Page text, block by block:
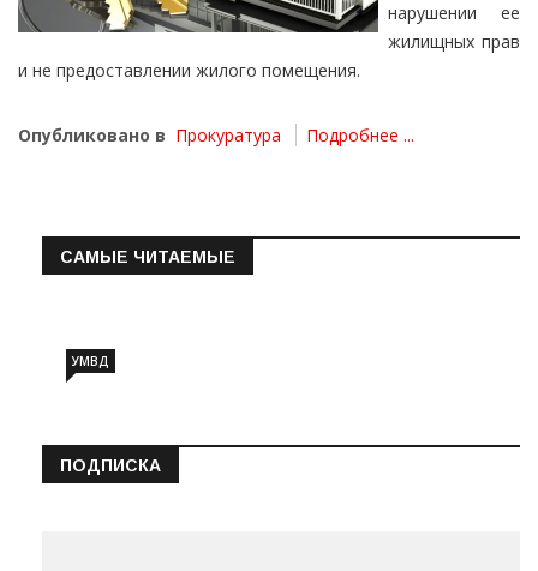
нарушении ее
жилищных прав
и не предоставлении жилого помещения.
Опубликовано в Прокуратура Подробнее ...
САМЫЕ ЧИТАЕМЫЕ
УМВД
ПОДПИСКА